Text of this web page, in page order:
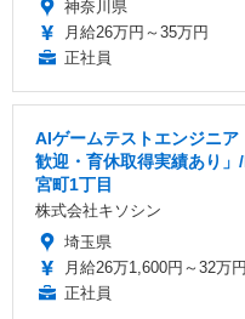
神奈川県
月給26万円～35万円
正社員
AIゲームテストエンジニ
歓迎・育休取得実績あり
宮町1丁目
株式会社キソシン
埼玉県
月給26万1,600円～32万円
正社員